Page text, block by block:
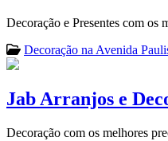
Decoração e Presentes com os
Decoração na Avenida
Jab Arranjos e
Decoração com os melhores